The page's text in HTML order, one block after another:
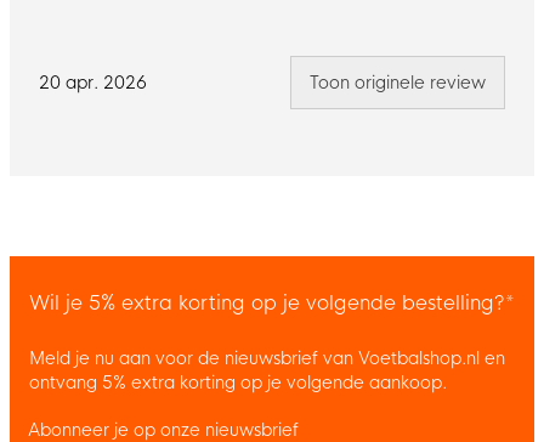
20 apr. 2026 Toon originele review
Wil je 5% extra korting op je volgende bestelling?*
Meld je nu aan voor de nieuwsbrief van Voetbalshop.nl en
ontvang 5% extra korting op je volgende aankoop.
Abonneer je op onze nieuwsbrief